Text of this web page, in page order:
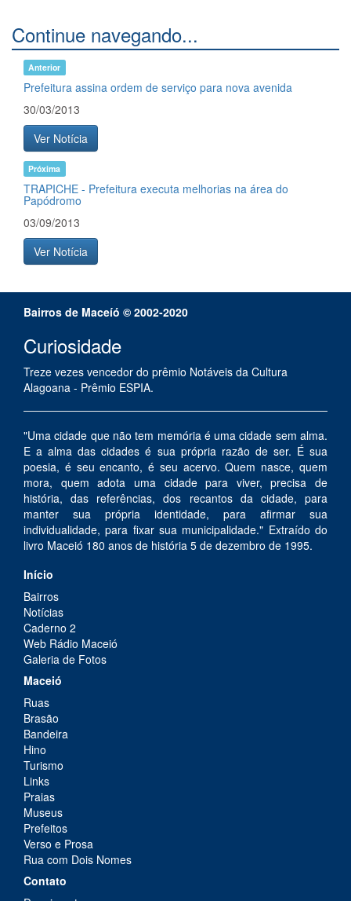
Continue navegando...
Anterior
Prefeitura assina ordem de serviço para nova avenida
30/03/2013
Ver Notícia
Próxima
TRAPICHE - Prefeitura executa melhorias na área do
Papódromo
03/09/2013
Ver Notícia
Bairros de Maceíó © 2002-2020
Curiosidade
Treze vezes vencedor do prêmio Notáveis da Cultura
Alagoana - Prêmio ESPIA.
"Uma cidade que não tem memória é uma cidade sem alma.
E a alma das cidades é sua própria razão de ser. É sua
poesia, é seu encanto, é seu acervo. Quem nasce, quem
mora, quem adota uma cidade para viver, precisa de
história, das referências, dos recantos da cidade, para
manter sua própria identidade, para afirmar sua
individualidade, para fixar sua municipalidade." Extraído do
livro Maceió 180 anos de história 5 de dezembro de 1995.
Início
Bairros
Notícias
Caderno 2
Web Rádio Maceió
Galeria de Fotos
Maceió
Ruas
Brasão
Bandeira
Hino
Turismo
Links
Praias
Museus
Prefeitos
Verso e Prosa
Rua com Dois Nomes
Contato